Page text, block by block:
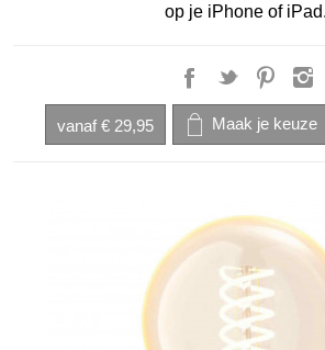
op je iPhone of iPad.
vanaf € 29,95